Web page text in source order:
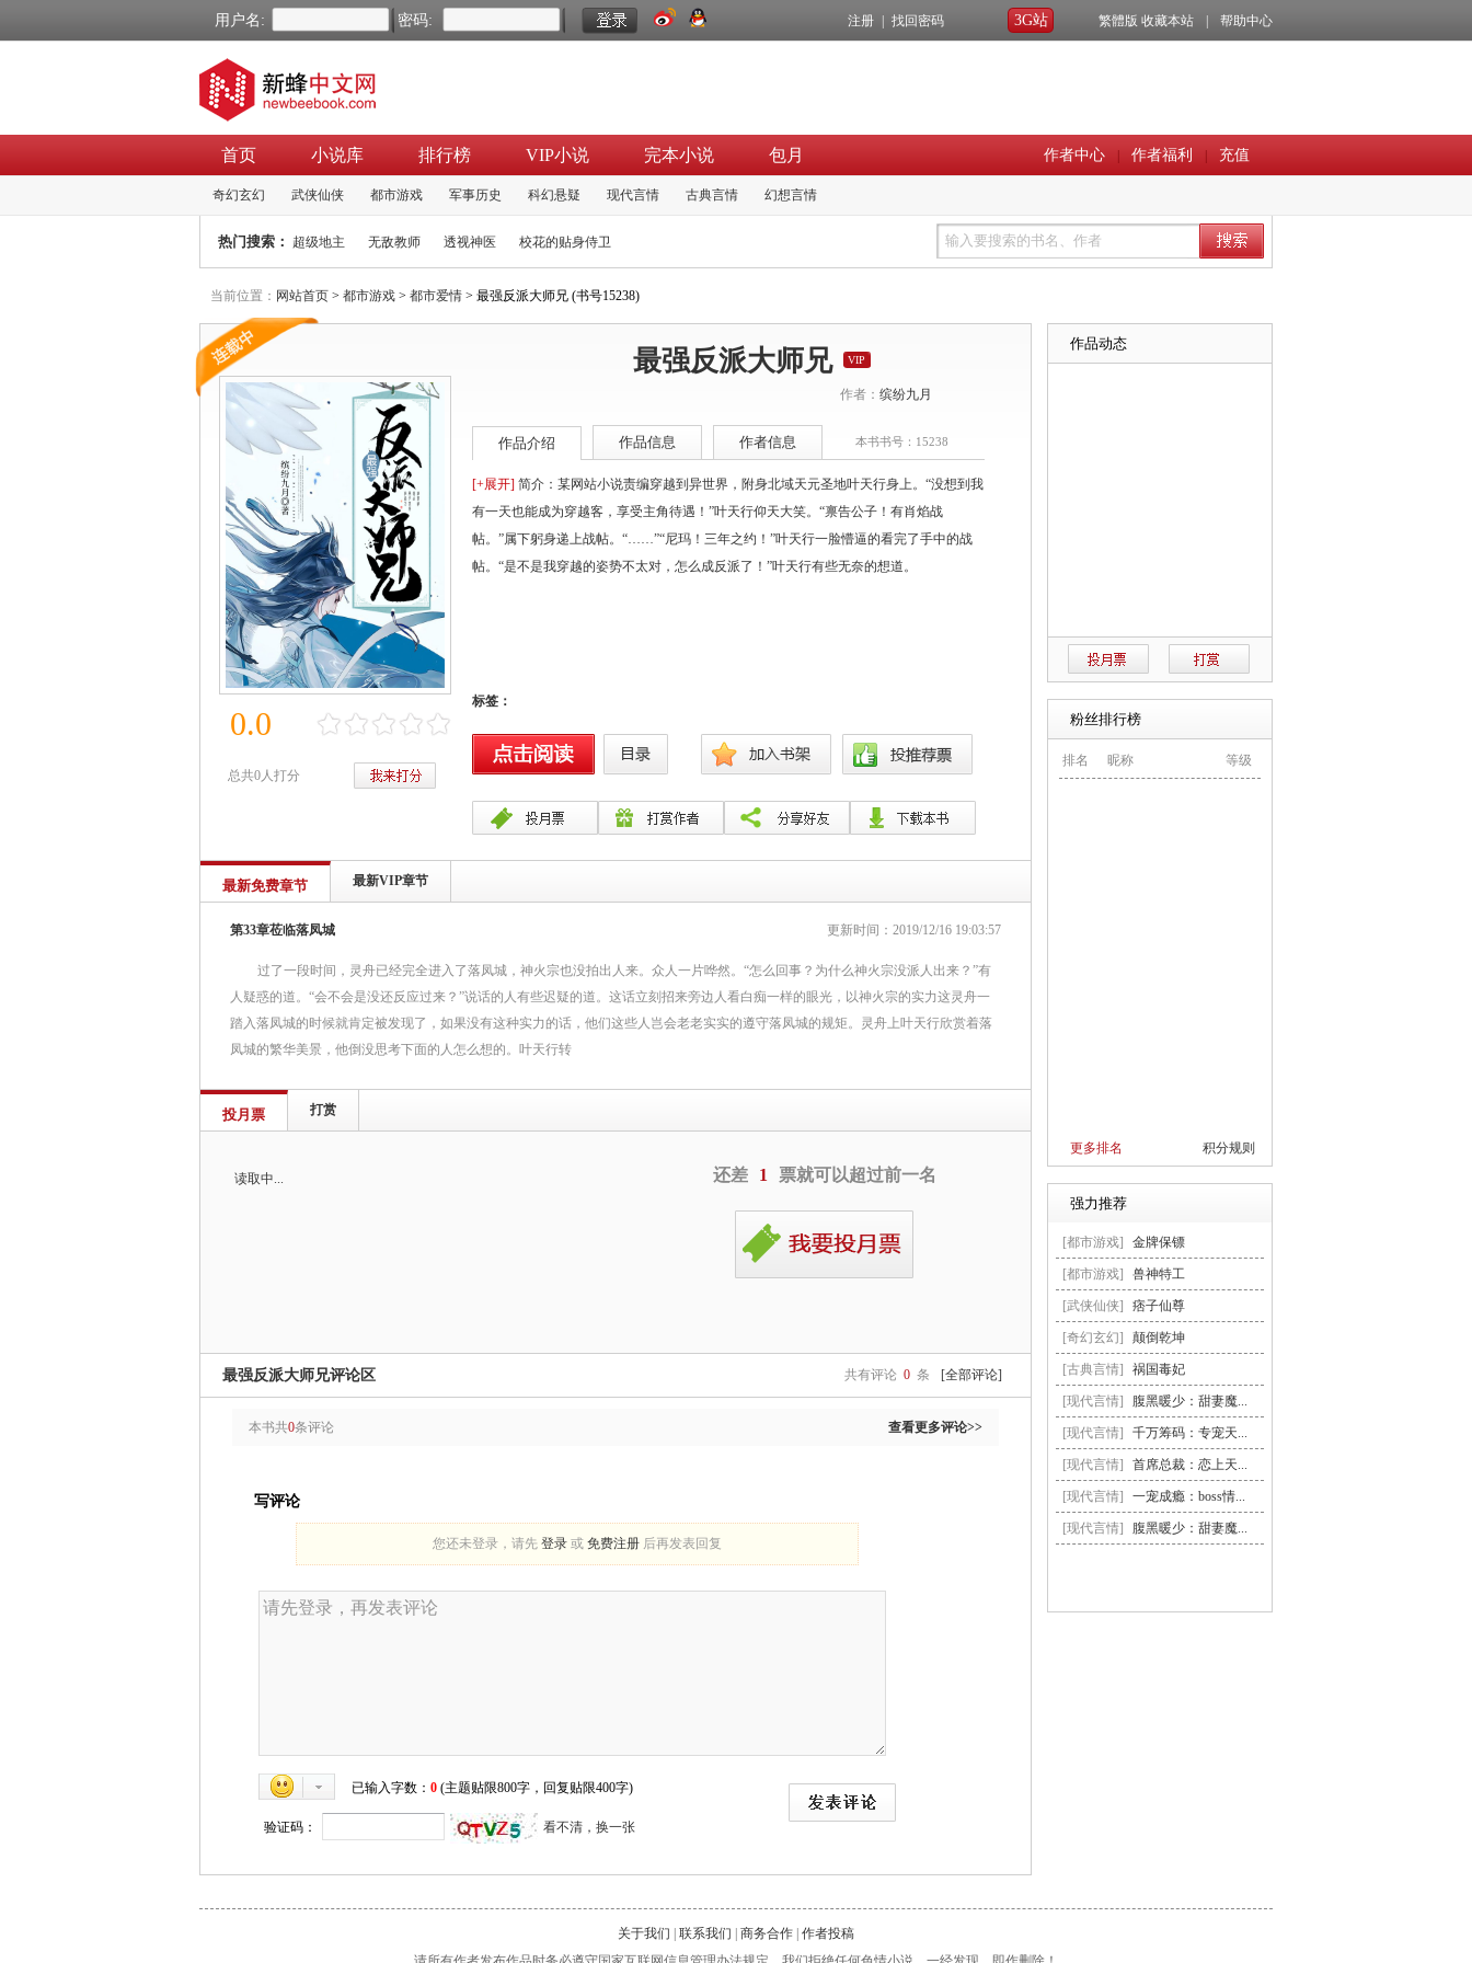
用户名: 密码: 注册 找回密码 3G站 繁體版 收藏本站 帮助中心
首页 小说库 排行榜 VIP小说 完本小说 包月 作者中心 作者福利 充值
奇幻玄幻 武侠仙侠 都市游戏 军事历史 科幻悬疑 现代言情 古典言情 幻想言情
热门搜索： 超级地主 无敌教师 透视神医 校花的贴身侍卫
当前位置： 网站首页 > 都市游戏 > 都市爱情 > 最强反派大师兄 (书号15238)
0.0
总共0人打分
最强反派大师兄 VIP
作者： 缤纷九月
作品介绍 作品信息 作者信息 本书书号：15238
[+展开] 简介：某网站小说责编穿越到异世界，附身北域天元圣地叶天行身上。“没想到我
有一天也能成为穿越客，享受主角待遇！”叶天行仰天大笑。“禀告公子！有肖焰战
帖。”属下躬身递上战帖。“……”“尼玛！三年之约！”叶天行一脸懵逼的看完了手中的战
帖。“是不是我穿越的姿势不太对，怎么成反派了！”叶天行有些无奈的想道。
标签：
最新免费章节 最新VIP章节
第33章莅临落凤城 更新时间：2019/12/16 19:03:57
过了一段时间，灵舟已经完全进入了落凤城，神火宗也没拍出人来。众人一片哗然。“怎么回事？为什么神火宗没派人出来？”有
人疑惑的道。“会不会是没还反应过来？”说话的人有些迟疑的道。这话立刻招来旁边人看白痴一样的眼光，以神火宗的实力这灵舟一
踏入落凤城的时候就肯定被发现了，如果没有这种实力的话，他们这些人岂会老老实实的遵守落凤城的规矩。灵舟上叶天行欣赏着落
凤城的繁华美景，他倒没思考下面的人怎么想的。叶天行转
投月票 打赏
读取中... 还差 1 票就可以超过前一名
共有评论 0 条 [全部评论]
最强反派大师兄评论区
本书共0条评论 查看更多评论>>
写评论
您还未登录，请先 登录 或 免费注册 后再发表回复
已输入字数： 0 (主题贴限800字，回复贴限400字)
验证码： 看不清，换一张
作品动态
粉丝排行榜
排名 昵称 等级
更多排名 积分规则
强力推荐
[都市游戏] 金牌保镖
[都市游戏] 兽神特工
[武侠仙侠] 痞子仙尊
[奇幻玄幻] 颠倒乾坤
[古典言情] 祸国毒妃
[现代言情] 腹黑暖少：甜妻魔...
[现代言情] 千万筹码：专宠天...
[现代言情] 首席总裁：恋上天...
[现代言情] 一宠成瘾：boss情...
[现代言情] 腹黑暖少：甜妻魔...
关于我们 联系我们 商务合作 作者投稿